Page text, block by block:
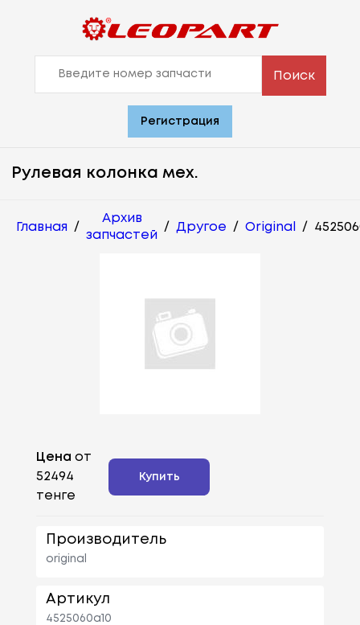
Поиск
Регистрация
Рулевая колонка мех.
Главная /
Архив
запчастей
/ Другое / Original /
Цена от
52494
тенге
Купить
Производитель
original
Артикул
4525060a10